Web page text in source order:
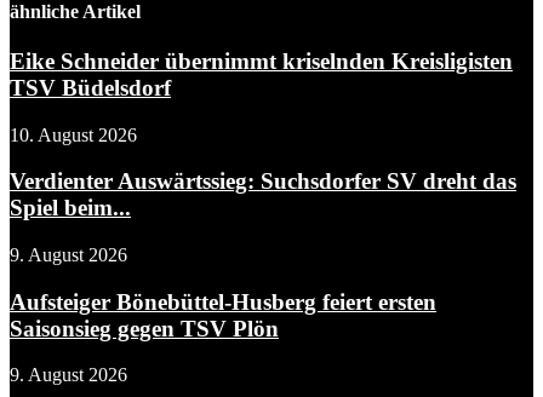
ähnliche Artikel
Eike Schneider übernimmt kriselnden Kreisligisten
TSV Büdelsdorf
10. August 2026
Verdienter Auswärtssieg: Suchsdorfer SV dreht das
Spiel beim...
9. August 2026
Aufsteiger Bönebüttel-Husberg feiert ersten
Saisonsieg gegen TSV Plön
9. August 2026